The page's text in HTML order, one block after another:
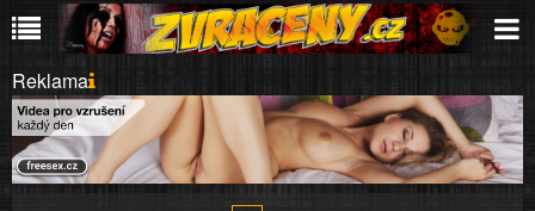
Reklama